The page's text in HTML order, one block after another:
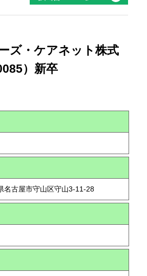
ズ・ケアネット株式
）新卒
名古屋市守山区守山3-11-28